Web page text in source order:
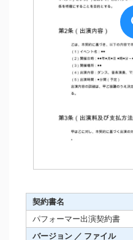
契約書名
パフォーマー出演契約書
バージョン ／ ファイル